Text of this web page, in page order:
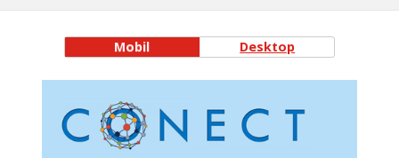
Mobil Desktop